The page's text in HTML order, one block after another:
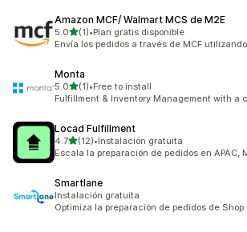
Amazon MCF/ Walmart MCS de M2E
5.0de 5 estrellas
(1)
1 reseñas en total
•Plan gratis disponible
Envía los pedidos a través de MCF
Monta
5.0de 5 estrellas
(1)
1 reseñas en total
•Free to install
Fulfillment & Inventory Management with a
Locad Fulfillment
4.7de 5 estrellas
(12)
12 reseñas en total
•Instalación gratuita
Escala la preparación de pedidos en APAC,
Smartlane
Instalación gratuita
Optimiza la preparación de pedidos de